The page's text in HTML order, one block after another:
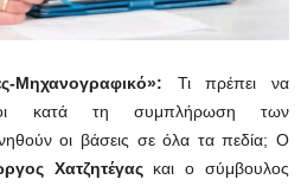
Μηχανογραφικό»: Τι πρέπει να
κατά τη συμπλήρωση των
οι βάσεις σε όλα τα πεδία; Ο
Χατζητέγαςκαι ο σύμβουλος